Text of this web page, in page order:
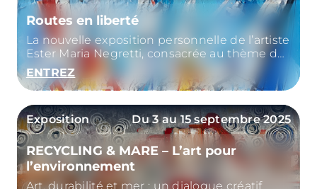
Routes en liberté
La nouvelle exposition personnelle de l’artiste
Ester Maria Negretti, consacrée au thème de
la mer
ENTREZ
Exposition Du 3 au 15 septembre 2025
RECYCLING & MARE – L’art pour
l’environnement
Art, durabilité et mer : un dialogue créatif